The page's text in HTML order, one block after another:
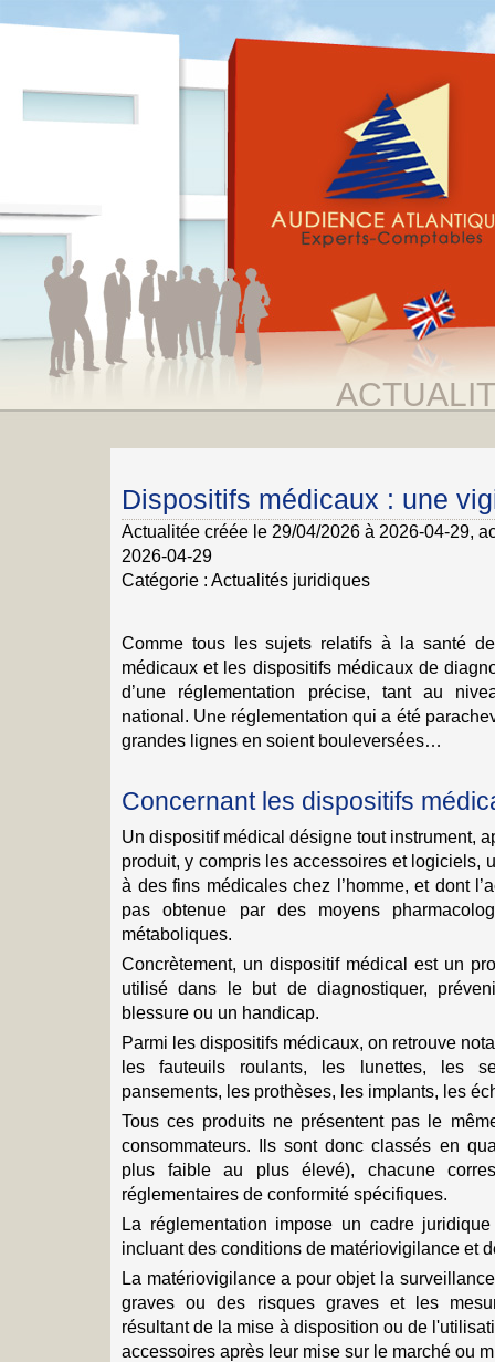
Dispositifs médicaux : une
Actualitée créée le 29/04/2026 à 2026-04-29,
2026-04-29
Catégorie : Actualités juridiques
Comme tous les sujets relatifs à la santé
médicaux et les dispositifs médicaux de
d’une réglementation précise, tant au
national. Une réglementation qui a été
grandes lignes en soient bouleversées…
Concernant les dispositifs
Un dispositif médical désigne tout instrument,
produit, y compris les accessoires et logiciels,
à des fins médicales chez l’homme, et dont
pas obtenue par des moyens
métaboliques.
Concrètement, un dispositif médical est un
utilisé dans le but de diagnostiquer,
blessure ou un handicap.
Parmi les dispositifs médicaux, on retrouve
les fauteuils roulants, les lunettes, les
pansements, les prothèses, les implants, les
Tous ces produits ne présentent pas le
consommateurs. Ils sont donc classés en
plus faible au plus élevé), chacune
réglementaires de conformité spécifiques.
La réglementation impose un cadre
incluant des conditions de matériovigilance et
La matériovigilance a pour objet la
graves ou des risques graves et les
résultant de la mise à disposition ou de
accessoires après leur mise sur le marché ou